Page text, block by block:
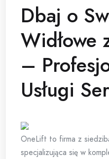
Dbaj o
Widłowe
–
Usługi
OneLift to firma z
specjalizująca się w